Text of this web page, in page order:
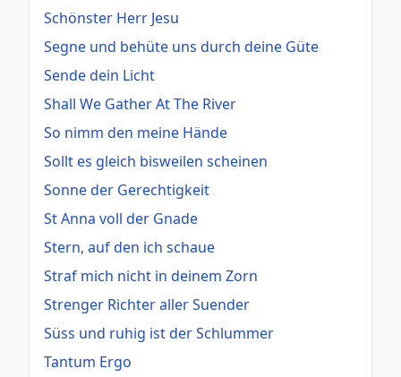
Schönster Herr Jesu
Segne und behüte uns durch deine Güte
Sende dein Licht
Shall We Gather At The River
So nimm den meine Hände
Sollt es gleich bisweilen scheinen
Sonne der Gerechtigkeit
St Anna voll der Gnade
Stern, auf den ich schaue
Straf mich nicht in deinem Zorn
Strenger Richter aller Suender
Süss und ruhig ist der Schlummer
Tantum Ergo